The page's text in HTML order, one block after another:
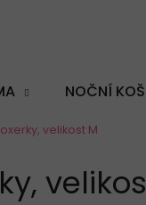
NOČNÍ
velikost M
Co